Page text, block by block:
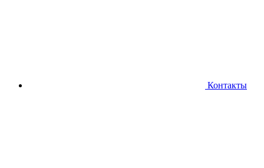
Контакты